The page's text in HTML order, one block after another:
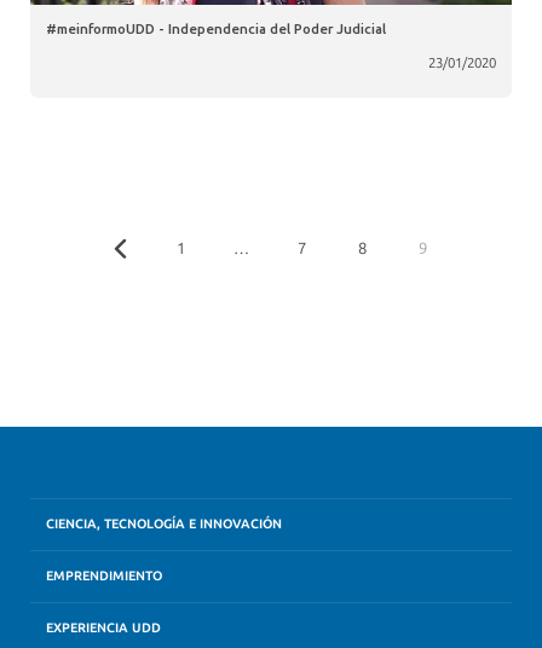
#meinformoUDD - Independencia del Poder Judicial
23/01/2020
1 … 7 8 9
CIENCIA, TECNOLOGÍA E INNOVACIÓN
EMPRENDIMIENTO
EXPERIENCIA UDD